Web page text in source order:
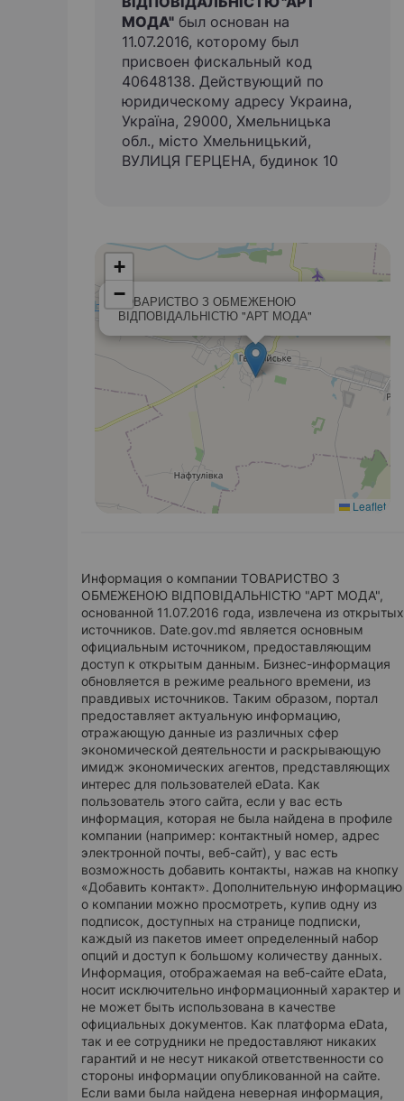
МОДА" был основан на
11.07.2016, которому был
присвоен фискальный код
40648138. Действующий по
юридическому адресу Украина,
Україна, 29000, Хмельницька
обл., місто Хмельницький,
ВУЛИЦЯ ГЕРЦЕНА, будинок 10
ТОВАРИСТВО З ОБМЕЖЕНОЮ
ВІДПОВІДАЛЬНІСТЮ "АРТ МОДА"
+
−
Leaflet
Информация о компании ТОВАРИСТВО З
ОБМЕЖЕНОЮ ВІДПОВІДАЛЬНІСТЮ "АРТ МОДА",
основанной 11.07.2016 года, извлечена из открытых
источников. Date.gov.md является основным
официальным источником, предоставляющим
доступ к открытым данным. Бизнес-информация
обновляется в режиме реального времени, из
правдивых источников. Таким образом, портал
предоставляет актуальную информацию,
отражающую данные из различных сфер
экономической деятельности и раскрывающую
имидж экономических агентов, представляющих
интерес для пользователей eData. Как
пользователь этого сайта, если у вас есть
информация, которая не была найдена в профиле
компании (например: контактный номер, адрес
электронной почты, веб-сайт), у вас есть
возможность добавить контакты, нажав на кнопку
«Добавить контакт». Дополнительную информацию
о компании можно просмотреть, купив одну из
подписок, доступных на странице подписки,
каждый из пакетов имеет определенный набор
опций и доступ к большому количеству данных.
Информация, отображаемая на веб-сайте eData,
носит исключительно информационный характер и
не может быть использована в качестве
официальных документов. Как платформа eData,
так и ее сотрудники не предоставляют никаких
гарантий и не несут никакой ответственности со
стороны информации опубликованной на сайте.
Если вами была найдена неверная информация,